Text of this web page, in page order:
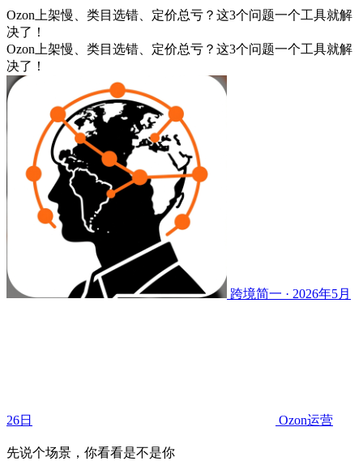
Ozon上架慢、类目选错、定价总亏？这3个问题一个工具就解
决了！
Ozon上架慢、类目选错、定价总亏？这3个问题一个工具就解
决了！
跨境简一 · 2026年5月
26日 Ozon运营
先说个场景，你看看是不是你